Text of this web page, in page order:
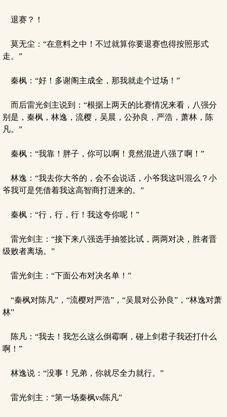
退赛？！
莫无尘：“在意料之中！不过就算你要退赛也得按照形式
走。”
秦枫：“好！多谢阁主成全，那我就走个过场！”
而后雷光剑主说到：“根据上两天的比赛情况来看，八强分
别是，秦枫，林逸，流樱，吴晨，公孙良，严浩，萧林，陈
凡。”
秦枫：“我靠！胖子，你可以啊！竟然混进八强了啊！”
林逸：“我去你大爷的，会不会说话，小爷我这叫混么？小
爷我可是凭借着我这高智商打进来的。”
秦枫：“行，行，行！我这夸你呢！”
雷光剑主：“接下来八强选手抽签比试，两两对决，胜者晋
级败者离场。”
雷光剑主：“下面公布对决名单！”
“秦枫对陈凡”，“流樱对严浩”，“吴晨对公孙良”，“林逸对萧
林”
陈凡：“我去！我怎么这么倒霉啊，碰上剑君子我还打什么
啊！”
林逸说：“没事！兄弟，你就尽全力就行。”
雷光剑主：“第一场秦枫vs陈凡”